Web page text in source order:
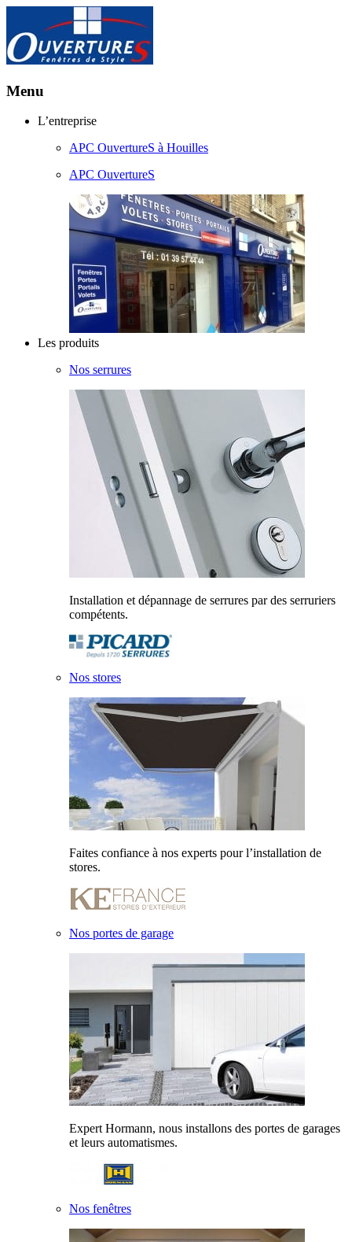
Menu
Aller
L’entreprise
APC OuvertureS à Houilles
APC OuvertureS
Les produits
Nos serrures
Installation et dépannage de serrures par des serruriers
compétents.
Nos stores
Faites confiance à nos experts pour l’installation de
stores.
Nos portes de garage
Expert Hormann, nous installons des portes de garages
et leurs automatismes.
Nos fenêtres